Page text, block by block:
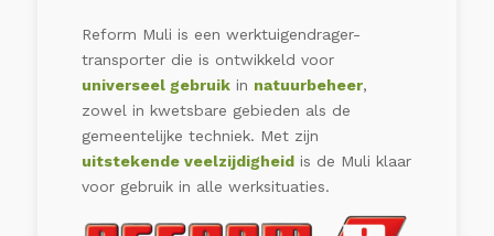
Reform Muli is een werktuigendrager-
transporter die is ontwikkeld voor
universeel gebruikin natuurbeheer,
zowel in kwetsbare gebieden als de
gemeentelijke techniek. Met zijn
uitstekende veelzijdigheidis de Muli klaar
voor gebruik in alle werksituaties.